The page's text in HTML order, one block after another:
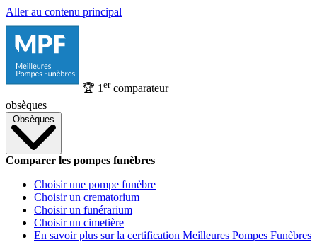
Aller au contenu principal
🏆 1 ercomparateur
obsèques
Obsèques
Comparer les pompes funèbres
Choisir une pompe funèbre
Choisir un crematorium
Choisir un funérarium
Choisir un cimetière
En savoir plus sur la certification Meilleures Pompes Funèbres